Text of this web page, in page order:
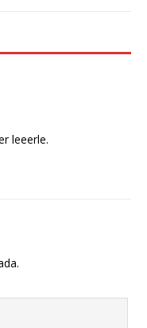
leeerle.